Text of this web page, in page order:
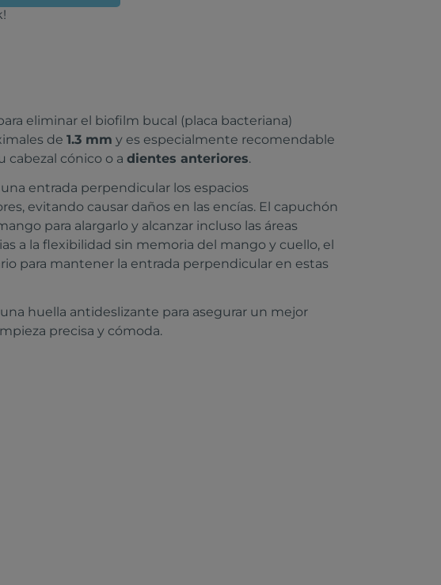
eliminar el biofilm bucal (placa bacteriana)
de 1.3 mm y es especialmente recomendable
cabezal cónico o a dientes anteriores.
entrada perpendicular los espacios
evitando causar daños en las encías. El capuchón
para alargarlo y alcanzar incluso las áreas
a la flexibilidad sin memoria del mango y cuello, el
para mantener la entrada perpendicular en estas
huella antideslizante para asegurar un mejor
precisa y cómoda.